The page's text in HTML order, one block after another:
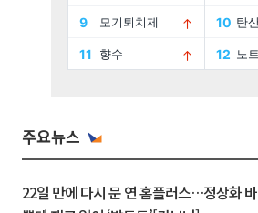
주요뉴스
22일 만에 다시 문 연 홈플러스…정상화 바